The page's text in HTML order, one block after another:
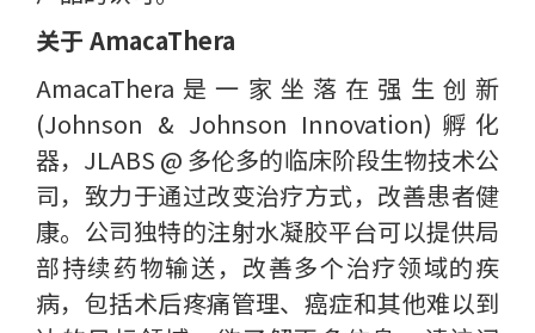
关于 AmacaThera
AmacaThera是一家坐落在强生创新
(Johnson & Johnson Innovation)孵化
器，JLABS @ 多伦多的临床阶段生物技术公
司，致力于通过改变治疗方式，改善患者健
康。公司独特的注射水凝胶平台可以提供局
部持续药物输送，改善多个治疗领域的疾
病，包括术后疼痛管理、癌症和其他难以到